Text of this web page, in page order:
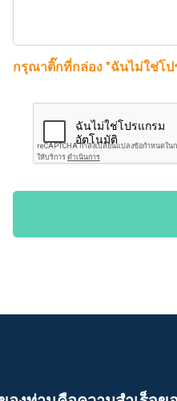
กรุณาติ๊กที่กล่อง "ฉันไม่ใช่โ